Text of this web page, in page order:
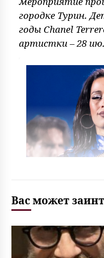
городке Турин.
годы Chanel
артистки – 28
Вас может